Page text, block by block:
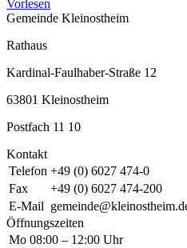
Vorlesen
Gemeinde Kleinostheim
Rathaus
Kardinal-Faulhaber-Straße 12
63801 Kleinostheim
Postfach 11 10
Kontakt
Telefon +49 (0) 6027 474-0
Fax
+49 (0) 6027 474-200
E-Mail
Öffnungszeiten
Mo 08:00 – 12:00 Uhr